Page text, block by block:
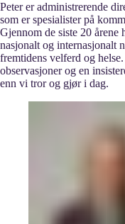
Peter er administrerende
som er spesialister på
Gjennom de siste 20 årene
nasjonalt og internasjonalt
fremtidens velferd og
observasjoner og en
enn vi tror og gjør i dag.